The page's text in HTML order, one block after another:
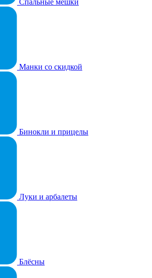
Спальные мешки
Манки со скидкой
Бинокли и прицелы
Луки и арбалеты
Блёсны